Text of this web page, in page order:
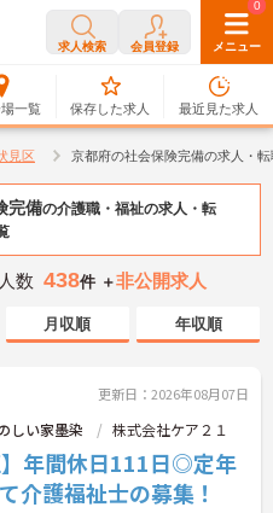
求人検索 会員登録 メニュー
一覧
0
保存した求人
0
最近見た求人
見区 京都府の社会保険完備の求人・
完備の介護職・福祉の求人・転
数 438件 ＋非公開求人
月収順 年収順
更新日：2026年08月07日
しい家墨染 株式会社ケア２１
】年間休日111日◎定年
介護福祉士の募集！